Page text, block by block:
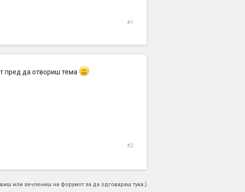
#1
пред да отвориш тема
#2
или зачлениш на форумот за да одговараш тука.)